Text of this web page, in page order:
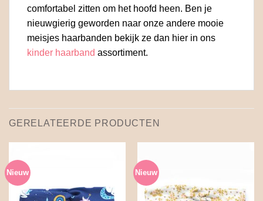
comfortabel zitten om het hoofd heen. Ben je
nieuwgierig geworden naar onze andere mooie
meisjes haarbanden bekijk ze dan hier in ons
kinder haarband assortiment.
GERELATEERDE PRODUCTEN
Nieuw Nieuw